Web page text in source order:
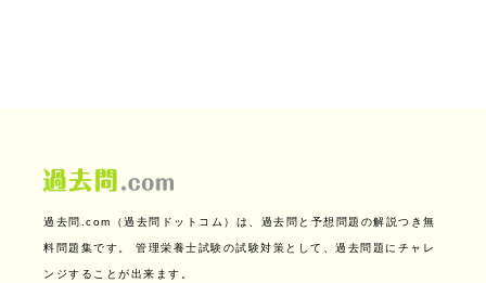
過去問.com（過去問ドットコム）は、過去問と予想問題の解説つき無
料問題集です。 管理栄養士試験の試験対策として、過去問題にチャレ
ンジすることが出来ます。